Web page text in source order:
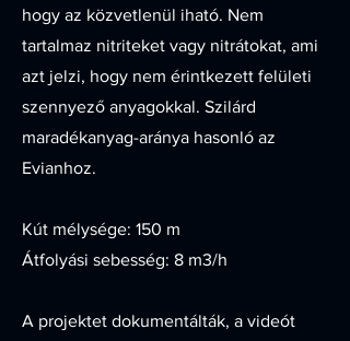
hogy az közvetlenül iható. Nem
tartalmaz nitriteket vagy nitrátokat, ami
azt jelzi, hogy nem érintkezett felületi
szennyező anyagokkal. Szilárd
maradékanyag-aránya hasonló az
Evianhoz.
Kút mélysége: 150 m
Átfolyási sebesség: 8 m3/h
A projektet dokumentálták, a videót